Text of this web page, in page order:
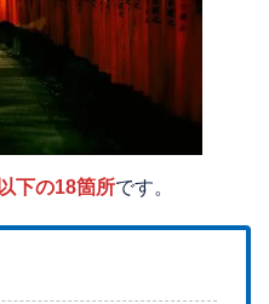
以下の18箇所です。